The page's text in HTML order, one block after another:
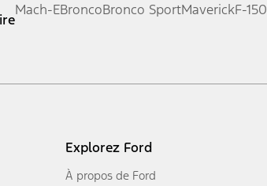
Mach-EBroncoBronco SportMaverickF-150
Explorez Ford
À propos de Ford